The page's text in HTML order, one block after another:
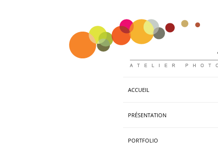
ACCUEIL
PRÉSENTATION
PORTFOLIO